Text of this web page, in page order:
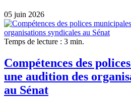
05 juin 2026
Temps de lecture : 3 min.
Compétences des
une audition des
au Sénat